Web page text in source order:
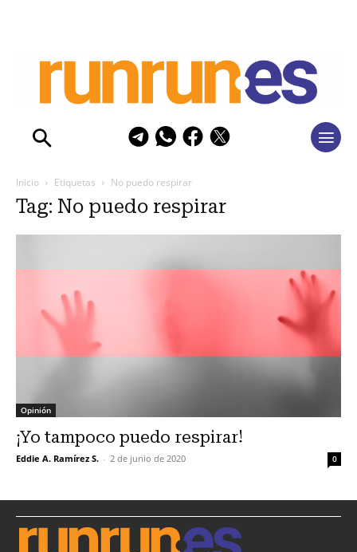
Inicio Etiquetas No puedo respirar
Tag: No puedo respirar
Opinión
¡Yo tampoco puedo respirar!
Eddie A. Ramírez S. - 2 de junio de 2020 0